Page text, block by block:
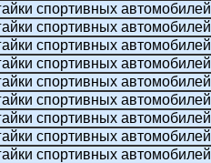
спортивных автомобилей
спортивных автомобилей
спортивных автомобилей
спортивных автомобилей
спортивных автомобилей
спортивных автомобилей
спортивных автомобилей
спортивных автомобилей
спортивных автомобилей